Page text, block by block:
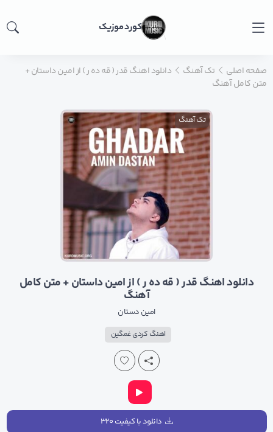
کورد موزیک
صفحه اصلی تک آهنگ
دانلود اهنگ قدر ( قه ده ر ) از امین داستان +
متن کامل آهنگ
تک آهنگ
دانلود اهنگ قدر ( قه ده ر ) از امین داستان + متن کامل
آهنگ
امین دستان
اهنگ کردی غمگین
دانلود با کیفیت ۳۲۰